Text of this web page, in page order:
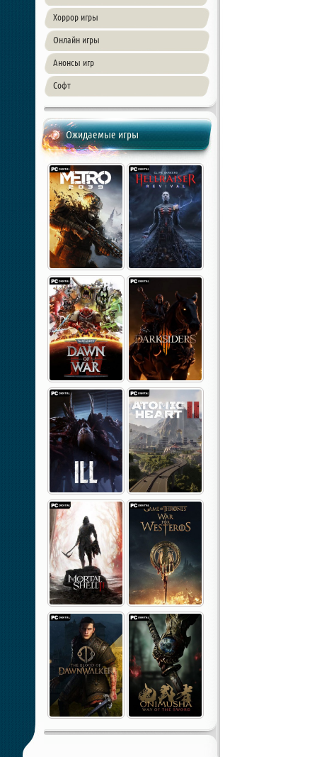
Хоррор игры
Онлайн игры
Анонсы игр
Софт
Ожидаемые игры